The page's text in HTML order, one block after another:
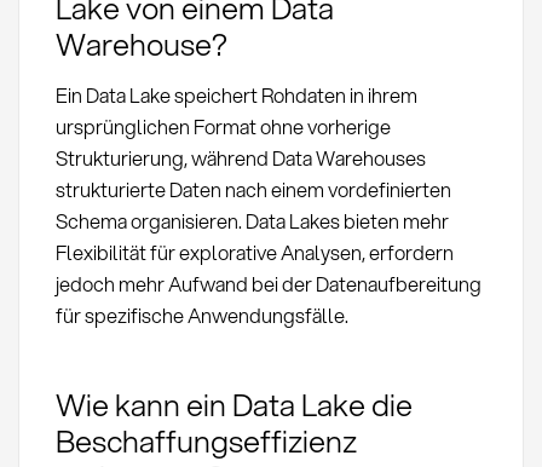
Warehouse?
Ein Data Lake speichert Rohdaten in ihrem
ursprünglichen Format ohne vorherige
Strukturierung, während Data Warehouses
strukturierte Daten nach einem vordefinierten
Schema organisieren. Data Lakes bieten mehr
Flexibilität für explorative Analysen, erfordern
jedoch mehr Aufwand bei der Datenaufbereitung
für spezifische Anwendungsfälle.
Wie kann ein Data Lake die
Beschaffungseffizienz